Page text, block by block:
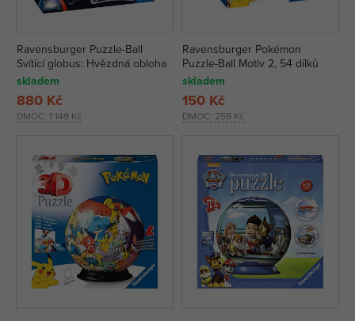
Ravensburger Puzzle-Ball
Svítící globus: Hvězdná obloha
skladem
DMOC: 1 149 Kč
880 Kč
Ravensburger Pokémon
Puzzle-Ball Motiv 2, 54 dílků
skladem
DMOC: 259 Kč
150 Kč